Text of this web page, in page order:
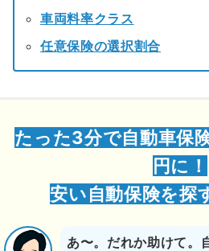
車両料率クラス
任意保険の選択割合
たった3分で自動車保
円に！
安い自動保険を探
あ〜。だれか助けて。